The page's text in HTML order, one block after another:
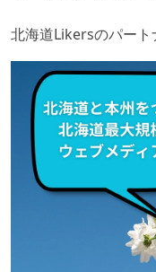
北海道Likersのパート